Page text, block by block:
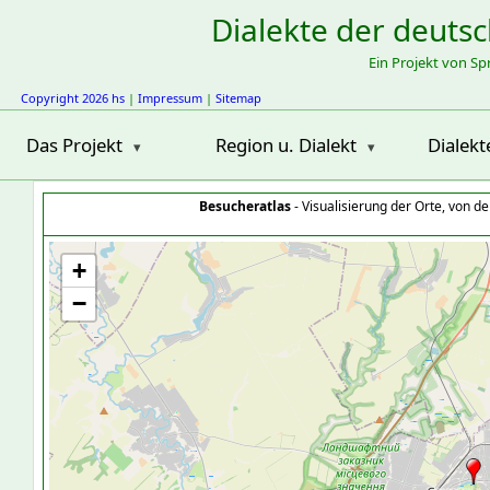
Dialekte der
Ein Projekt von
Copyright 2026 hs | Impressum | Sitemap
Das Projekt Region u. Dialekt
Besucheratlas- Visualisierung der Orte, von
+
−